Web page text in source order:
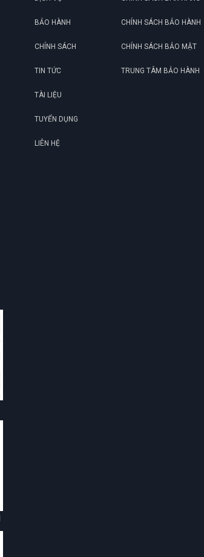
BẢO HÀNH
CHÍNH SÁCH
TIN TỨC
TÀI LIỆU
TUYỂN DỤNG
LIÊN HỆ
CHÍNH SÁCH BẢO HÀNH
CHÍNH SÁCH BẢO MẬT
TRUNG TÂM BẢO HÀNH